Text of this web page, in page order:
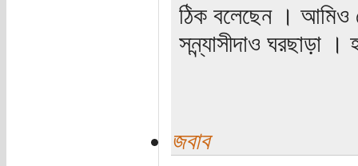
ঠিক বলেছেন । আমিও
সন্ন্যাসীদাও ঘরছাড়া ।
জবাব